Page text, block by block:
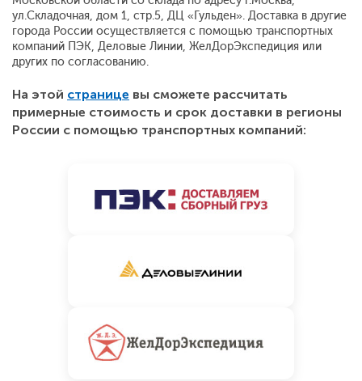
ул.Складочная, дом 1, стр.5, ДЦ «Гульден». Доставка в другие
города России осуществляется с помощью транспортных
компаний ПЭК, Деловые Линии, ЖелДорЭкспедиция или
других по согласованию.
На этой странице вы сможете рассчитать
примерные стоимость и срок доставки в регионы
России с помощью транспортных компаний: